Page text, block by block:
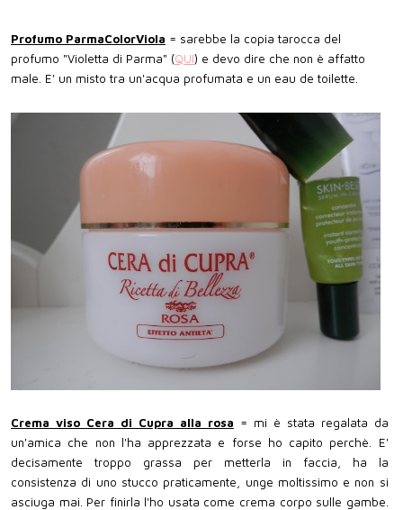
Profumo ParmaColorViola = sarebbe la copia tarocca del
profumo "Violetta di Parma" (QUI) e devo dire che non è affatto
male. E' un misto tra un'acqua profumata e un eau de toilette.
Crema viso Cera di Cupra alla rosa = mi è stata regalata da
un'amica che non l'ha apprezzata e forse ho capito perchè. E'
decisamente troppo grassa per metterla in faccia, ha la
consistenza di uno stucco praticamente, unge moltissimo e non si
asciuga mai. Per finirla l'ho usata come crema corpo sulle gambe.